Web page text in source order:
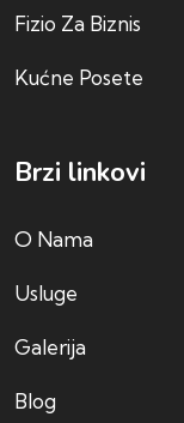
Fizio Za Biznis
Kućne Posete
Brzi linkovi
O Nama
Usluge
Galerija
Blog